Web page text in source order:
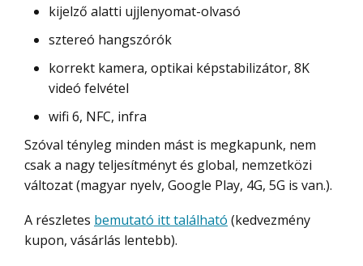
kijelző alatti ujjlenyomat-olvasó
sztereó hangszórók
korrekt kamera, optikai képstabilizátor, 8K
videó felvétel
wifi 6, NFC, infra
Szóval tényleg minden mást is megkapunk, nem
csak a nagy teljesítményt és global, nemzetközi
változat (magyar nyelv, Google Play, 4G, 5G is van.).
A részletes bemutató itt található (kedvezmény
kupon, vásárlás lentebb).